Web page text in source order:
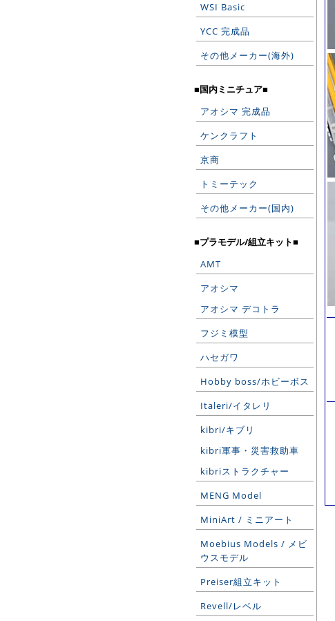
WSI Basic
YCC 完成品
その他メーカー(海外)
■国内ミニチュア■
アオシマ 完成品
ケンクラフト
京商
トミーテック
その他メーカー(国内)
■プラモデル/組立キット■
AMT
アオシマ
アオシマ デコトラ
フジミ模型
ハセガワ
Hobby boss/ホビーボス
Italeri/イタレリ
kibri/キブリ
kibri軍事・災害救助車
kibriストラクチャー
MENG Model
MiniArt / ミニアート
Moebius Models / メビ
ウスモデル
Preiser組立キット
Revell/レベル